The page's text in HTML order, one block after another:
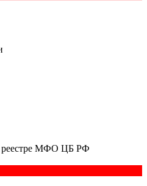
МФО ЦБ РФ